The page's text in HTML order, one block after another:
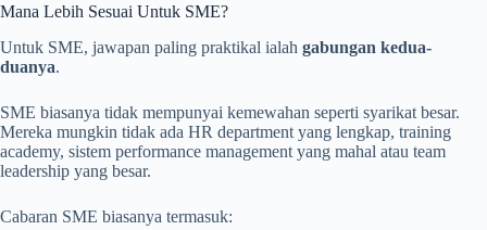
Mana Lebih Sesuai Untuk SME?
Untuk SME, jawapan paling praktikal ialah gabungan kedua-
duanya.
SME biasanya tidak mempunyai kemewahan seperti syarikat besar.
Mereka mungkin tidak ada HR department yang lengkap, training
academy, sistem performance management yang mahal atau team
leadership yang besar.
Cabaran SME biasanya termasuk: